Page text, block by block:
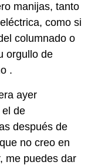
manijas, tanto
eléctrica, como si
columnado o
orgullo de
.
ayer
el de
después de
no creo en
me puedes dar